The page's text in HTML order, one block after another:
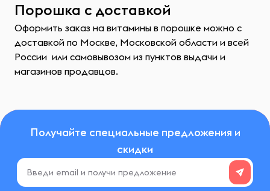
Порошка с доставкой
Оформить заказ на витамины в порошке можно с
доставкой по Москве, Московской области и всей
России или самовывозом из пунктов выдачи и
магазинов продавцов.
Получайте специальные предложения и
скидки